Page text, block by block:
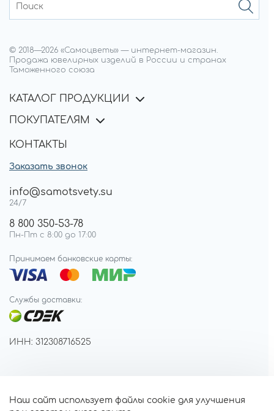
© 2018—2026 «Самоцветы» — интернет-магазин.
Продажа ювелирных изделий в России и странах
Таможенного союза
КАТАЛОГ ПРОДУКЦИИ
ПОКУПАТЕЛЯМ
КОНТАКТЫ
Заказать звонок
info@samotsvety.su
24/7
8 800 350-53-78
Пн-Пт с 8:00 до 17:00
Принимаем банковские карты:
Службы доставки:
ИНН: 312308716525
Наш сайт использует файлы cookie для улучшения